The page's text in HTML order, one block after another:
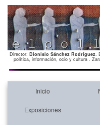
Director: Dionisio Sánchez Rodríguez.
política, información, ocio y cultura .
Inicio
Exposiciones